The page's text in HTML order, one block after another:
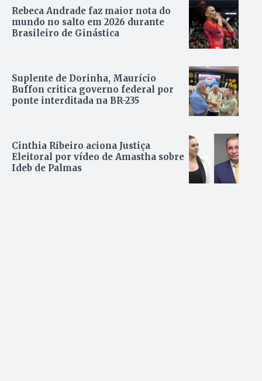
Rebeca Andrade faz maior nota do
mundo no salto em 2026 durante
Brasileiro de Ginástica
Suplente de Dorinha, Maurício
Buffon critica governo federal por
ponte interditada na BR-235
Cinthia Ribeiro aciona Justiça
Eleitoral por vídeo de Amastha sobre
Ideb de Palmas